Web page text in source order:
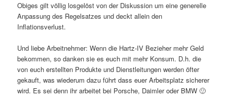
Obiges gilt völlig losgelöst von der Diskussion um eine generelle
Anpassung des Regelsatzes und deckt allein den
Inflationsverlust.
Und liebe Arbeitnehmer: Wenn die Hartz-IV Bezieher mehr Geld
bekommen, so danken sie es euch mit mehr Konsum. D.h. die
von euch erstellten Produkte und Dienstleitungen werden öfter
gekauft, was wiederum dazu führt dass euer Arbeitsplatz sicherer
wird. Es sei denn ihr arbeitet bei Porsche, Daimler oder BMW 🙂